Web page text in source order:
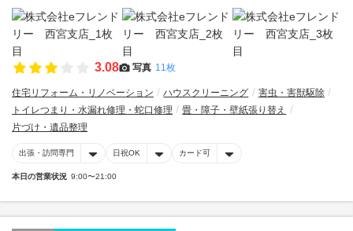
3.08 写真 11枚
住宅リフォーム・リノベーション ハウスクリーニング
害虫・害獣駆除
トイレつまり・水漏れ修理・蛇口修理
畳・障子・壁紙張り替え
片づけ・遺品整理
出張・訪問専門 日祝OK カード可
本日の営業状況 9:00〜21:00